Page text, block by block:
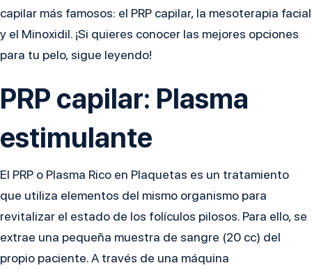
capilar más famosos: el PRP capilar, la mesoterapia facial
y el Minoxidil. ¡Si quieres conocer las mejores opciones
para tu pelo, sigue leyendo!
PRP capilar: Plasma
estimulante
El PRP o Plasma Rico en Plaquetas es un tratamiento
que utiliza elementos del mismo organismo para
revitalizar el estado de los folículos pilosos. Para ello, se
extrae una pequeña muestra de sangre (20 cc) del
propio paciente. A través de una máquina